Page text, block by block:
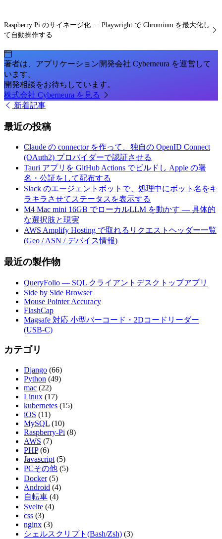
Raspberry Pi のサイネージ化 … Playwright で Chromium を最大化し
て自動操作する
著者は、アプリケーション開発会社 Cyberneura を運営して
います。
開発相談をお待ちしています。
株式会社 Cyberneura を見る
新着記事
最近の投稿
Claude の connector を作って、独自の OpenID Connect
(OAuth2) プロバイダーで認証させる
Tauri アプリを GitHub Actions でビルドし Apple の署
名・公証をして配布する
Slack のエージェントボットで、処理中にボット名をキ
ラキラさせてステータスを表示する
M4 Mac mini 16GB でローカルLLM を動かす — 具体的
な選択肢と現実
AWS Amplify Hosting で取れるリクエストヘッダー一覧
(Geo / ASN / デバイス情報)
最近の製作物
QueryFolio — SQL クライアントデスクトップアプリ
Side by Side Browser
Mouse Pointer Accuracy
FlashCap
Magsafe 対応 小型バーコード・2Dコードリーダー
(USB-C)
カテゴリ
Django (66)
Python (49)
mac (22)
Linux (17)
kubernetes (15)
iOS (11)
MySQL (10)
Raspberry-Pi (8)
AWS (7)
PHP (6)
Javascript (5)
PCその他 (5)
Docker (5)
Android (4)
自転車 (4)
Svelte (4)
css (3)
nginx (3)
シェルスクリプト(Bash/Zsh) (3)